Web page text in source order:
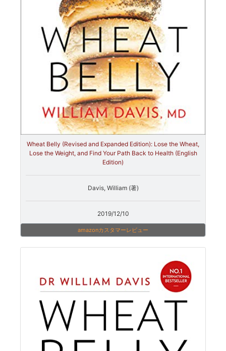
Wheat Belly (Revised and Expanded Edition): Lose the Wheat,
Lose the Weight, and Find Your Path Back to Health (English
Edition)
Davis, William (著)
2019/12/10
amazonカスタマーレビュー